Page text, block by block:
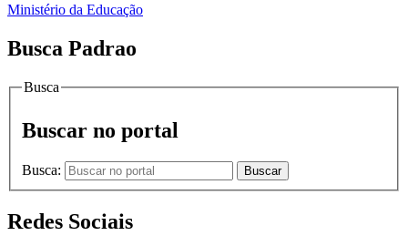
Ministério da Educação
Busca Padrao
Busca
Buscar no portal
Busca: Buscar
Redes Sociais